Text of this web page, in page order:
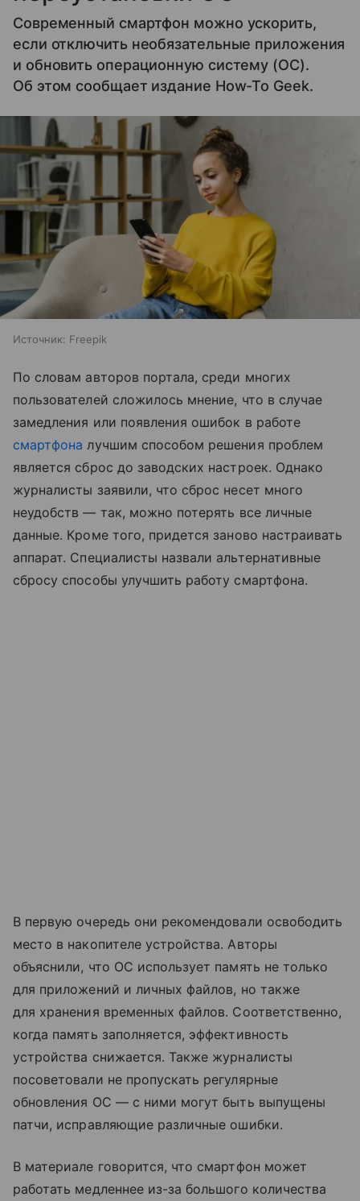
Современный смартфон можно ускорить,
если отключить необязательные приложения
и обновить операционную систему (ОС).
Об этом сообщает издание How-To Geek.
Источник: Freepik
По словам авторов портала, среди многих
пользователей сложилось мнение, что в случае
замедления или появления ошибок в работе
смартфона лучшим способом решения проблем
является сброс до заводских настроек. Однако
журналисты заявили, что сброс несет много
неудобств — так, можно потерять все личные
данные. Кроме того, придется заново настраивать
аппарат. Специалисты назвали альтернативные
сбросу способы улучшить работу смартфона.
В первую очередь они рекомендовали освободить
место в накопителе устройства. Авторы
объяснили, что ОС использует память не только
для приложений и личных файлов, но также
для хранения временных файлов. Соответственно,
когда память заполняется, эффективность
устройства снижается. Также журналисты
посоветовали не пропускать регулярные
обновления ОС — с ними могут быть выпущены
патчи, исправляющие различные ошибки.
В материале говорится, что смартфон может
работать медленнее из-за большого количества